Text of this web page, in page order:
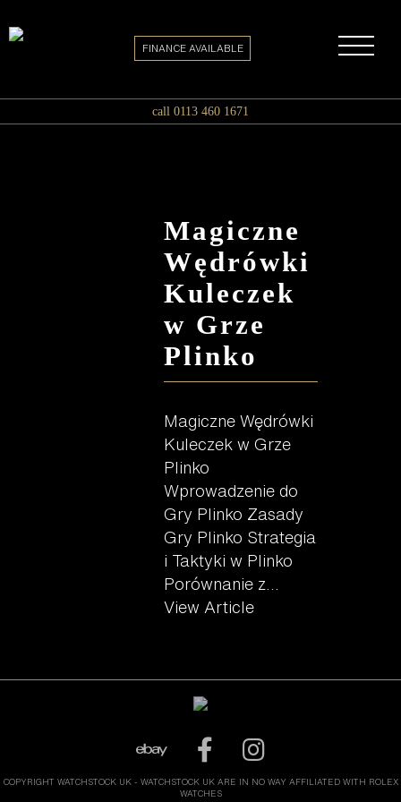
call 0113 460 1671
FINANCE AVAILABLE
Magiczne
Wędrówki
Kuleczek
w Grze
Plinko
Magiczne Wędrówki
Kuleczek w Grze
Plinko
Wprowadzenie do
Gry Plinko Zasady
Gry Plinko Strategia
i Taktyki w Plinko
Porównanie z...
View Article
COPYRIGHT WATCHSTOCK UK - WATCHSTOCK UK ARE IN NO WAY AFFILIATED WITH ROLEX
WATCHES